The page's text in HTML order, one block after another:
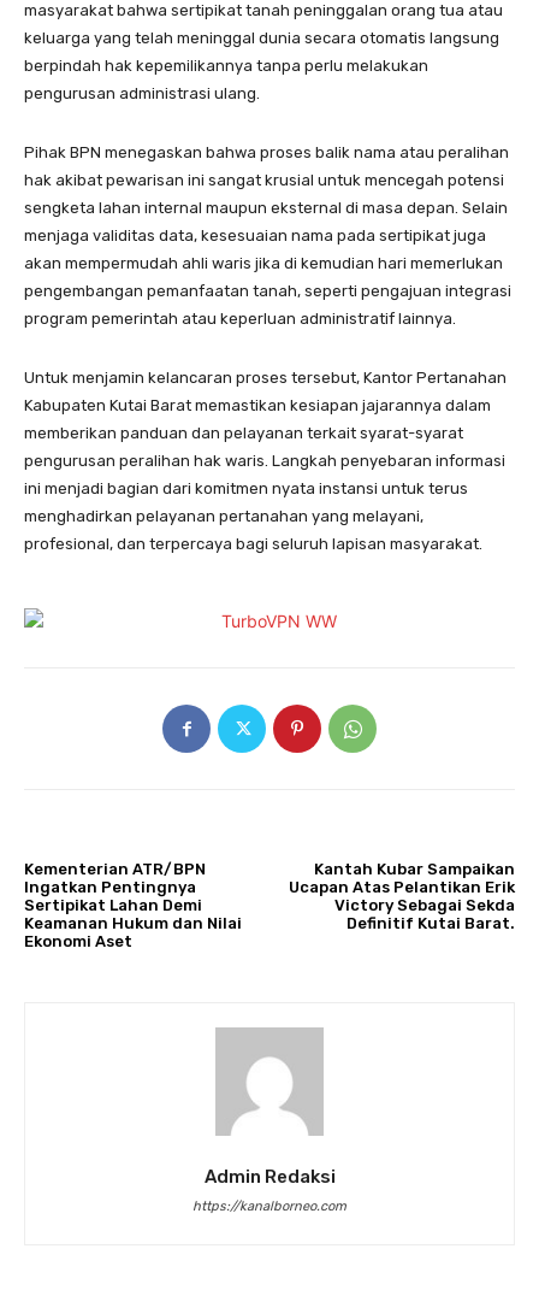
masyarakat bahwa sertipikat tanah peninggalan orang tua atau
keluarga yang telah meninggal dunia secara otomatis langsung
berpindah hak kepemilikannya tanpa perlu melakukan
pengurusan administrasi ulang.
Pihak BPN menegaskan bahwa proses balik nama atau peralihan
hak akibat pewarisan ini sangat krusial untuk mencegah potensi
sengketa lahan internal maupun eksternal di masa depan. Selain
menjaga validitas data, kesesuaian nama pada sertipikat juga
akan mempermudah ahli waris jika di kemudian hari memerlukan
pengembangan pemanfaatan tanah, seperti pengajuan integrasi
program pemerintah atau keperluan administratif lainnya.
Untuk menjamin kelancaran proses tersebut, Kantor Pertanahan
Kabupaten Kutai Barat memastikan kesiapan jajarannya dalam
memberikan panduan dan pelayanan terkait syarat-syarat
pengurusan peralihan hak waris. Langkah penyebaran informasi
ini menjadi bagian dari komitmen nyata instansi untuk terus
menghadirkan pelayanan pertanahan yang melayani,
profesional, dan terpercaya bagi seluruh lapisan masyarakat.
Kementerian ATR/BPN
Ingatkan Pentingnya
Sertipikat Lahan Demi
Keamanan Hukum dan Nilai
Ekonomi Aset
Kantah Kubar Sampaikan
Ucapan Atas Pelantikan Erik
Victory Sebagai Sekda
Definitif Kutai Barat.
Admin Redaksi
https://kanalborneo.com